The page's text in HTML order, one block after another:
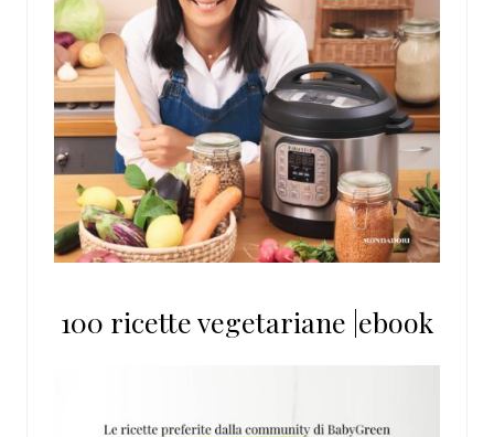
100 ricette vegetariane |ebook